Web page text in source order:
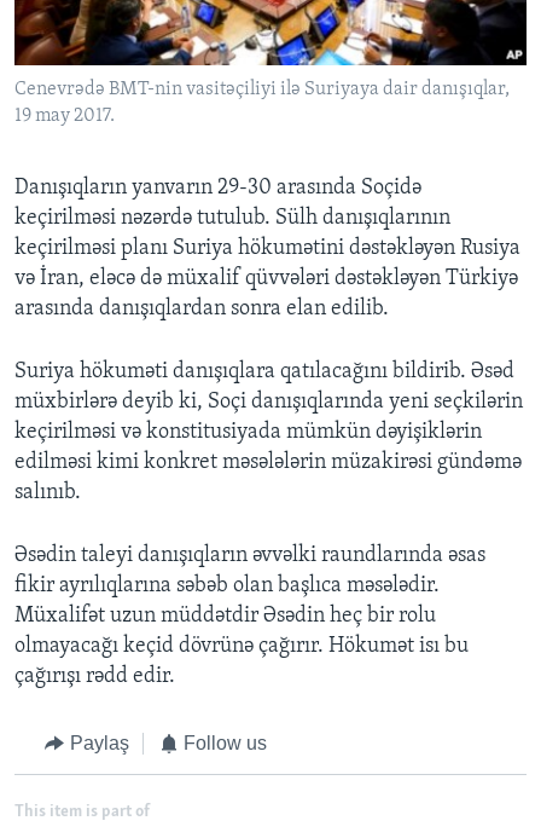
Cenevrədə BMT-nin vasitəçiliyi ilə Suriyaya dair danışıqlar,
19 may 2017.
Danışıqların yanvarın 29-30 arasında Soçidə
keçirilməsi nəzərdə tutulub. Sülh danışıqlarının
keçirilməsi planı Suriya hökumətini dəstəkləyən Rusiya
və İran, eləcə də müxalif qüvvələri dəstəkləyən Türkiyə
arasında danışıqlardan sonra elan edilib.
Suriya hökuməti danışıqlara qatılacağını bildirib. Əsəd
müxbirlərə deyib ki, Soçi danışıqlarında yeni seçkilərin
keçirilməsi və konstitusiyada mümkün dəyişiklərin
edilməsi kimi konkret məsələlərin müzakirəsi gündəmə
salınıb.
Əsədin taleyi danışıqların əvvəlki raundlarında əsas
fikir ayrılıqlarına səbəb olan başlıca məsələdir.
Müxalifət uzun müddətdir Əsədin heç bir rolu
olmayacağı keçid dövrünə çağırır. Hökumət isı bu
çağırışı rədd edir.
Paylaş Follow us
This item is part of